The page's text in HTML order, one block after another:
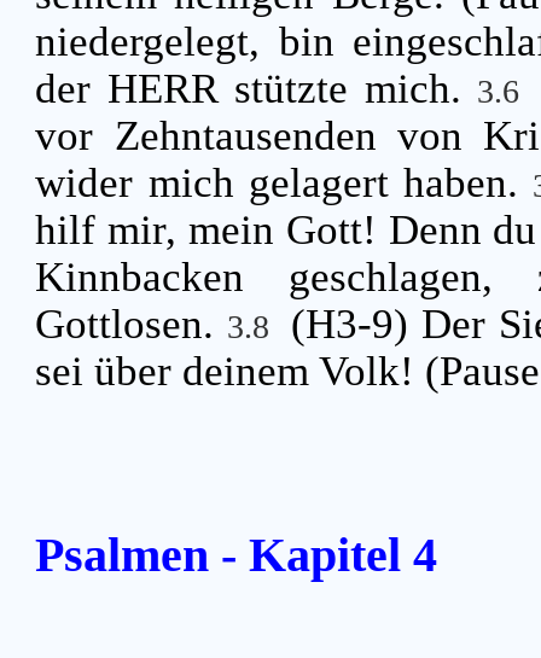
niedergelegt, bin
der HERR stützte mich. 3.6
vor Zehntausenden von
wider mich gelagert haben.
hilf mir, mein Gott! Denn
Kinnbacken
Gottlosen. 3.8
(H3-9) Der
sei über deinem Volk!
Psalmen - Kapitel 4